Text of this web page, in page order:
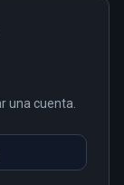
una cuenta.